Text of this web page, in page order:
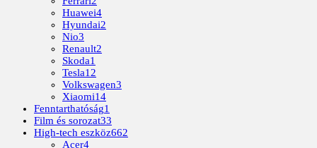
Huawei4
Hyundai2
Nio3
Renault2
Skoda1
Tesla12
Volkswagen3
Xiaomi14
Fenntarthatóság1
Film és sorozat33
High-tech eszköz662
Acer4